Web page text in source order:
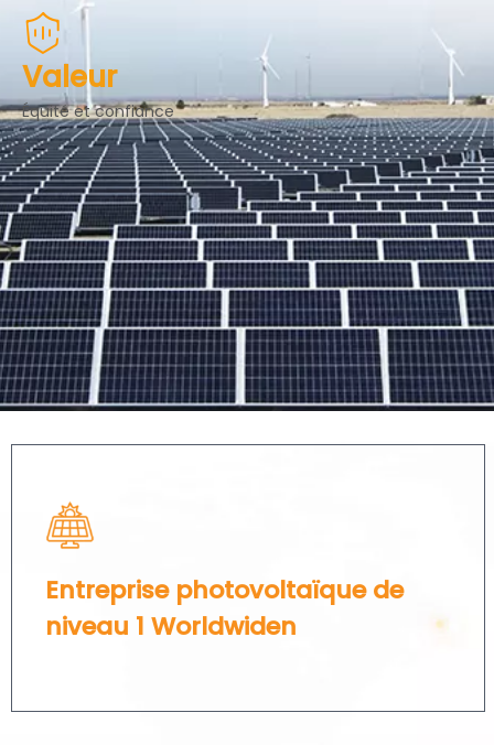
Valeur
Équité et confiance
Entreprise photovoltaïque de
niveau 1 Worldwiden​​​​​​​